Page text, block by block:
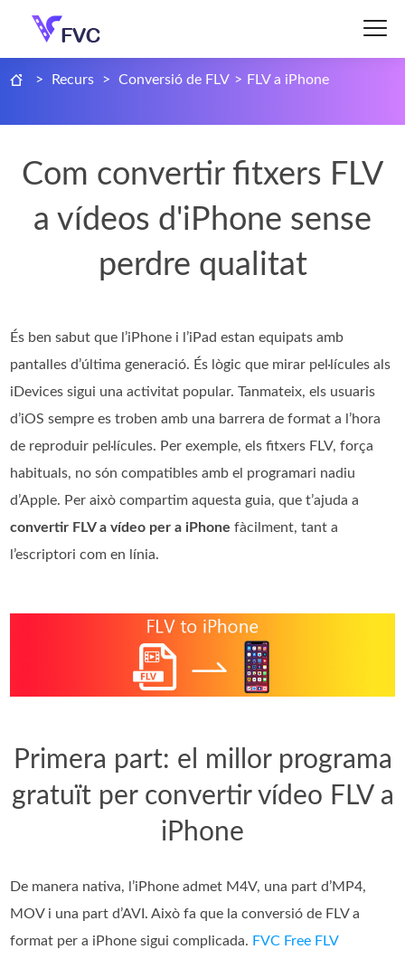
> Recurs > Conversió de FLV > FLV a iPhone
Com convertir fitxers FLV
a vídeos d'iPhone sense
perdre qualitat
És ben sabut que l’iPhone i l’iPad estan equipats amb
pantalles d’última generació. És lògic que mirar pel·lícules als
iDevices sigui una activitat popular. Tanmateix, els usuaris
d’iOS sempre es troben amb una barrera de format a l’hora
de reproduir pel·lícules. Per exemple, els fitxers FLV, força
habituals, no són compatibles amb el programari nadiu
d’Apple. Per això compartim aquesta guia, que t’ajuda a
convertir FLV a vídeo per a iPhone fàcilment, tant a
l’escriptori com en línia.
Primera part: el millor programa
gratuït per convertir vídeo FLV a
iPhone
De manera nativa, l’iPhone admet M4V, una part d’MP4,
MOV i una part d’AVI. Això fa que la conversió de FLV a
format per a iPhone sigui complicada. FVC Free FLV